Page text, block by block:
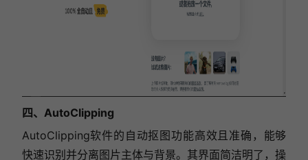
四、AutoClipping
AutoClipping软件的自动抠图功能高效且准确，能够
快速识别并分离图片主体与背景。其界面简洁明了，操